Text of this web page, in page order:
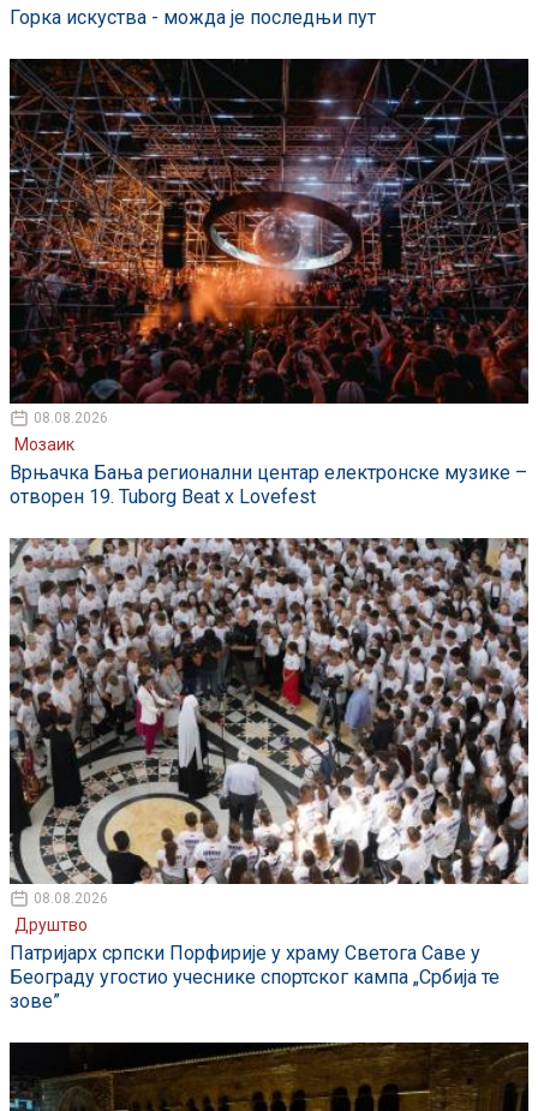
Горка искуства - можда је последњи пут
08.08.2026
Мозаик
Врњачка Бања регионални центар електронске музике –
отворен 19. Tuborg Beat x Lovefest
08.08.2026
Друштво
Патријарх српски Порфирије у храму Светога Саве у
Београду угостио учеснике спортског кампа „Србија те
зове”